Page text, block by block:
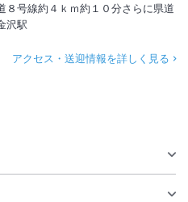
８号線約４ｋｍ約１０分さらに県道
沢駅
アクセス・送迎情報を詳しく見る